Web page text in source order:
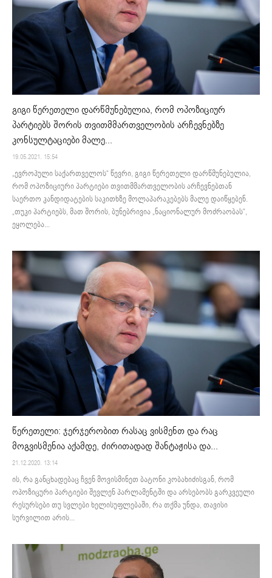
გიგი წერეთელი დარწმუნებულია, რომ ოპოზიციურ
პარტიებს შორის თვითმმართველობის არჩევნებზე
კონსულტაციები მალე...
19.05.2021. 15:54
„ევროპული საქართველოს“ წევრი, გიგი წერეთელი დარწმუნებულია,
რომ ოპოზიციური პარტიები თვითმმართველობის არჩევნებთან
საერთო კანდიდატების საკითხზე მოლაპარაკებებს მალე დაიწყებენ.
„თუკი პარტიებს, მათ შორის, ბუნებრივია „ნაციონალურ მოძრაობას“,
ეყოლება...
წერეთელი: ჯერჯერობით რასაც ვისმენთ და რაც
მოგვისმენია აქამდე, ძირითადად შანტაჟისა და...
21.12.2020. 13:14
ის, რა განცხადებაც ჩვენ მოვისმინეთ ბატონი კობახიძისგან, რომ
ოპოზიცური პარტიები შევლენ პარლამენტში და არსებობს გარკვეული
რესურსები თუ სვლები ხელისუფლებაში, რა თქმა უნდა, თავისი
სურვილით არის...